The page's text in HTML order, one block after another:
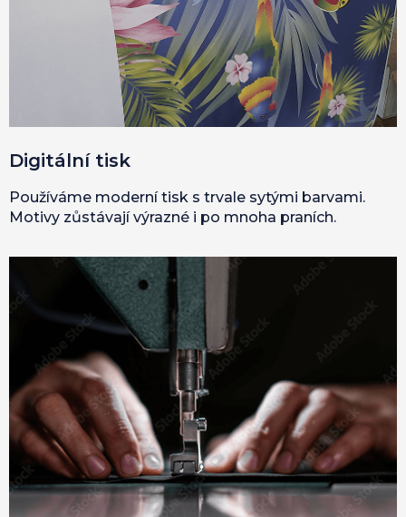
Digitální tisk
Používáme moderní tisk s trvale sytými barvami.
Motivy zůstávají výrazné i po mnoha praních.